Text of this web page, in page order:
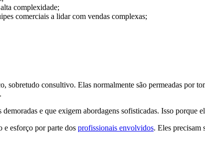
complexidade;
comerciais a lidar com vendas complexas;
sobretudo consultivo. Elas normalmente são permeadas por
.
e que exigem abordagens sofisticadas. Isso
e esforço por parte dos profissionais envolvidos. Eles precisam